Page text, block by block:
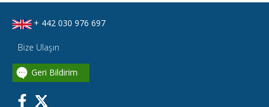
+ 442 030 976 697
Bize Ulaşın
Geri Bildirim